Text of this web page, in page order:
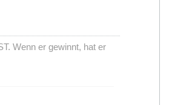
Wenn er gewinnt, hat er